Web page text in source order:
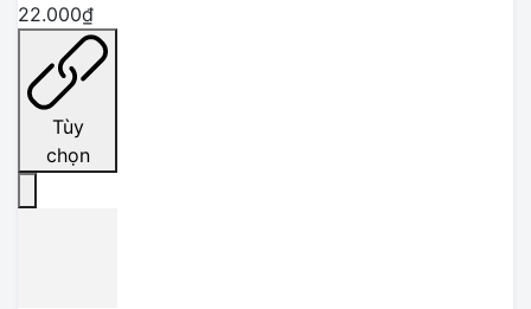
22.000₫
Tùy
chọn